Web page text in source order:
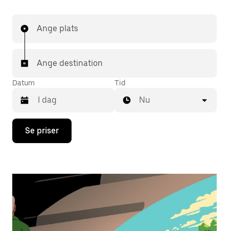
Ange plats
Ange destination
Datum
Tryck
nedåtpilen
kalendern
välja
ett
datum.
Tryck
Tid
Nu
Se priser